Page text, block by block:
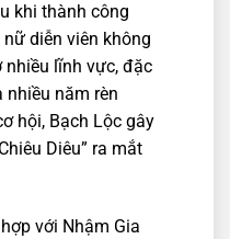
khi thành công
diễn viên không
nhiều lĩnh vực, đặc
nhiều năm rèn
hội, Bạch Lộc gây
Diêu” ra mắt
với Nhậm Gia